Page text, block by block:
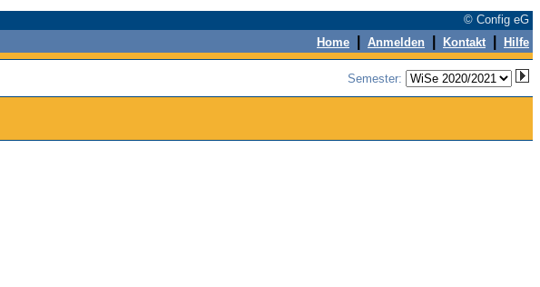
© Config eG
Home Anmelden Kontakt Hilfe
Semester: